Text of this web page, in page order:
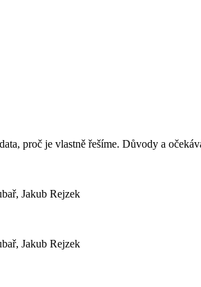
proč je vlastně řešíme. Důvody a
Jakub Rejzek
Jakub Rejzek